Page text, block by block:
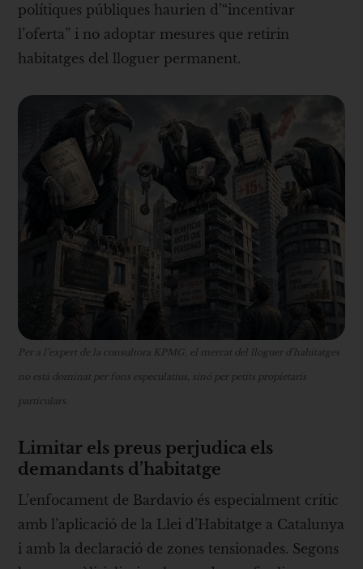
polítiques públiques haurien d’“incentivar
l’oferta” i no adoptar mesures que retirin
habitatges del lloguer permanent.
Per a l’expert de la consultora KPMG, el mercat del lloguer d’habitatges
no està dominat per fons especulatius, sinó per petits propietaris
particulars.
Limitar els preus perjudica els
demandants d’habitatge
L’enfocament de Bardavio és especialment crític
amb l’aplicació de la Llei d’Habitatge a Catalunya
i amb la declaració de zones tensionades. Segons